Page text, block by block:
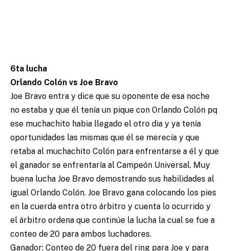
6ta lucha
Orlando Colón vs Joe Bravo
Joe Bravo entra y dice que su oponente de esa noche
no estaba y que él tenía un pique con Orlando Colón pq
ese muchachito habia llegado el otro dia y ya tenía
oportunidades las mismas que él se merecía y que
retaba al muchachito Colón para enfrentarse a él y que
el ganador se enfrentaría al Campeón Universal. Muy
buena lucha Joe Bravo demostrando sus habilidades al
igual Orlando Colón. Joe Bravo gana colocando los pies
en la cuerda entra otro árbitro y cuenta lo ocurrido y
el árbitro ordena que continúe la lucha la cual se fue a
conteo de 20 para ambos luchadores.
Ganador: Conteo de 20 fuera del ring para Joe y para